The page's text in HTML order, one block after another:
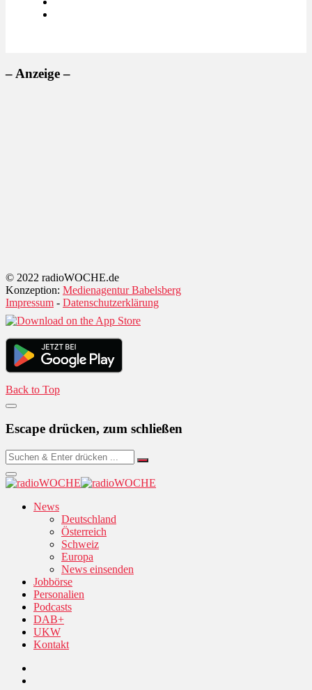
– Anzeige –
© 2022 radioWOCHE.de
Konzeption: Medienagentur Babelsberg
Impressum - Datenschutzerklärung
Back to Top
Escape drücken, zum schließen
News
Deutschland
Österreich
Schweiz
Europa
News einsenden
Jobbörse
Personalien
Podcasts
DAB+
UKW
Kontakt